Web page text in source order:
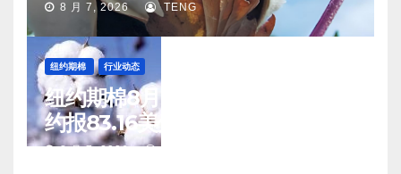
8 月 7, 2026 TENG
纽约期棉 行业动态
纽约期棉8月6日(周四)收涨12月合
约报83.16美分/磅
8 月 7, 2026 TENG